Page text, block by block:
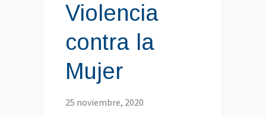
Violencia
contra la
Mujer
25 noviembre, 2020